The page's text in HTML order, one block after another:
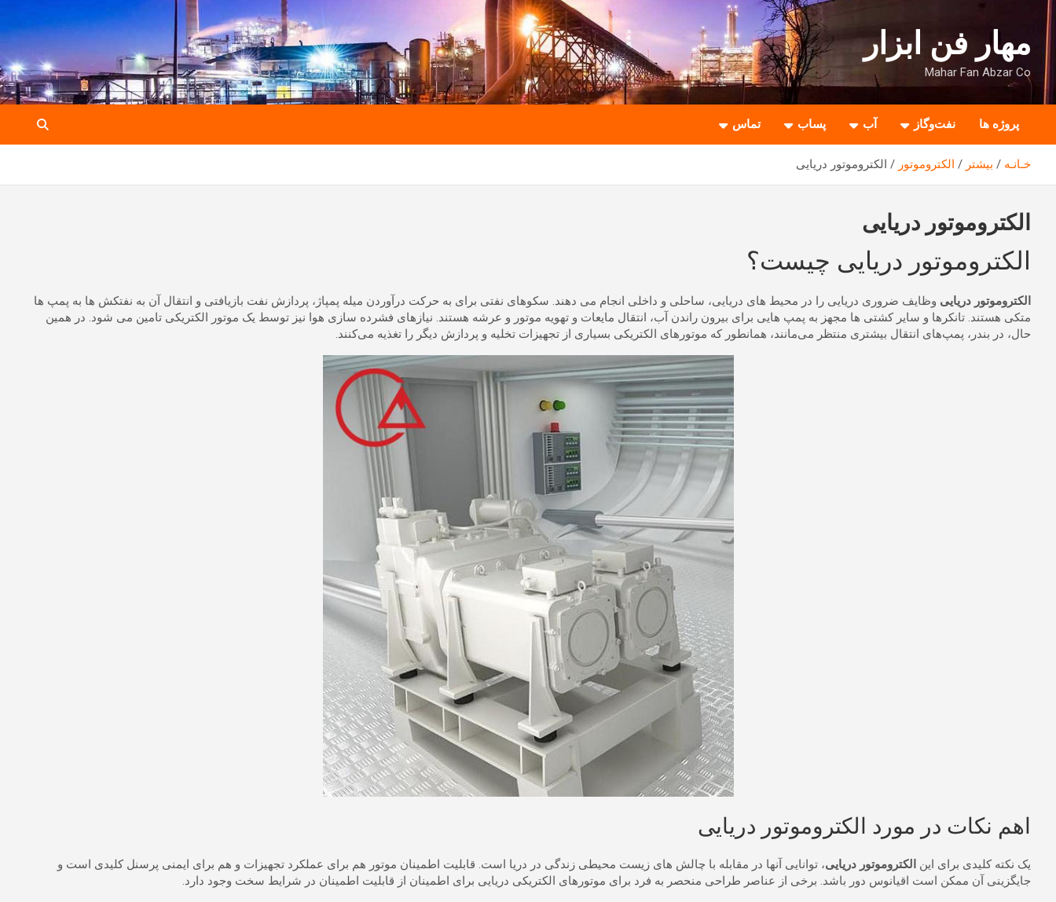
به
محتوا
بروید
مهار فن ابزار
Mahar Fan Abzar Co
پروژه ها نفت‌وگاز آب پساب تماس
خـانـه بیشتر الکتروموتور الکتروموتور دریایی
الکتروموتور دریایی
الکتروموتور دریایی چیست؟
الکتروموتور دریایی وظایف ضروری دریایی را در محیط های دریایی، ساحلی و داخلی انجام می دهند. سکوهای نفتی برای به حرکت درآوردن میله پمپاژ، پردازش نفت بازیافتی و انتقال آن به نفتکش ها به پمپ ها
متکی هستند. تانکرها و سایر کشتی ها مجهز به پمپ هایی برای بیرون راندن آب، انتقال مایعات و تهویه موتور و عرشه هستند. نیازهای فشرده سازی هوا نیز توسط یک موتور الکتریکی تامین می شود. در همین
حال، در بندر، پمپ‌های انتقال بیشتری منتظر می‌مانند، همانطور که موتورهای الکتریکی بسیاری از تجهیزات تخلیه و پردازش دیگر را تغذیه می‌کنند.
اهم نکات در مورد الکتروموتور دریایی
یک نکته کلیدی برای این الکتروموتور دریایی، توانایی آنها در مقابله با چالش های زیست محیطی زندگی در دریا است. قابلیت اطمینان موتور هم برای عملکرد تجهیزات و هم برای ایمنی پرسنل کلیدی است و
جایگزینی آن ممکن است اقیانوس دور باشد. برخی از عناصر طراحی منحصر به فرد برای موتورهای الکتریکی دریایی برای اطمینان از قابلیت اطمینان در شرایط سخت وجود دارد.